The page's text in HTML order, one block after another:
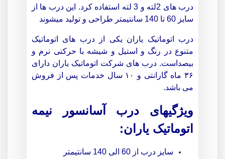
درب های 2لته و 3 لته استفاده کرد. این درب ها از
سایز 60 تا 140 سانتیمتر طراحی و تولید میشوند
درب اتوماتیک یاران یکی از درب های اتوماتیک
متنوع در رنگ و استیل و شیشه با حرکتی نرم و
بیصداست. درب های شرکت اتوماتیک یاران دارای
۳۶ ماه گارانتی و ۱۰ سال خدمات پس از فروش
می باشد.
ویژگیهای درب آسانسور نیمه
اتوماتیک یاران:
سایز درب از 60 الی 140 سانتیمتر